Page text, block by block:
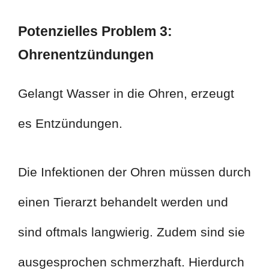
Potenzielles Problem 3:
Ohrenentzündungen
Gelangt Wasser in die Ohren, erzeugt
es Entzündungen.
Die Infektionen der Ohren müssen durch
einen Tierarzt behandelt werden und
sind oftmals langwierig. Zudem sind sie
ausgesprochen schmerzhaft. Hierdurch